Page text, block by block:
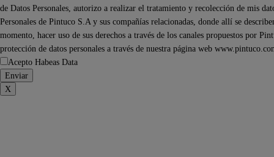
de Datos Personales, autorizo a realizar el tratamiento y recolección de mis
Personales de Pintuco S.A y sus compañías relacionadas, donde allí se
momento, hacer uso de sus derechos a través de los canales propuestos por
protección de datos personales a través de nuestra página web
Acepto Habeas Data
X